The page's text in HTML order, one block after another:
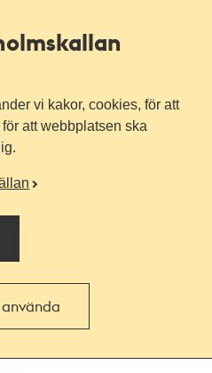
vi kakor, cookies, för att
att webbplatsen ska